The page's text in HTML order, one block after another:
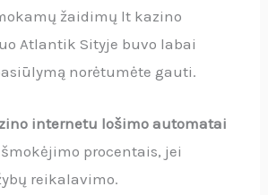
žaidimų lt kazino
Atlantik Sityje buvo labai
norėtumėte gauti.
internetu lošimo automatai
procentais, jei
reikalavimo.